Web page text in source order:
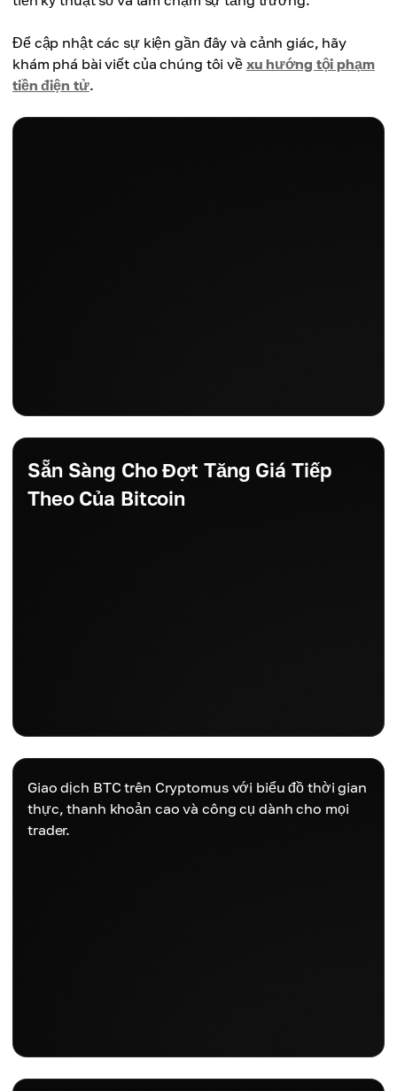
Để cập nhật các sự kiện gần đây và cảnh giác, hãy
khám phá bài viết của chúng tôi về xu hướng tội phạm
tiền điện tử.
Sẵn Sàng Cho Đợt Tăng Giá Tiếp
Theo Của Bitcoin
Giao dịch BTC trên Cryptomus với biểu đồ thời gian
thực, thanh khoản cao và công cụ dành cho mọi
trader.